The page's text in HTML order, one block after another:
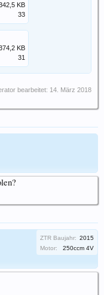
KB
33
KB
31
bearbeitet: 14. März 2018
ZTR Baujahr: 2015
Motor:
250ccm 4V